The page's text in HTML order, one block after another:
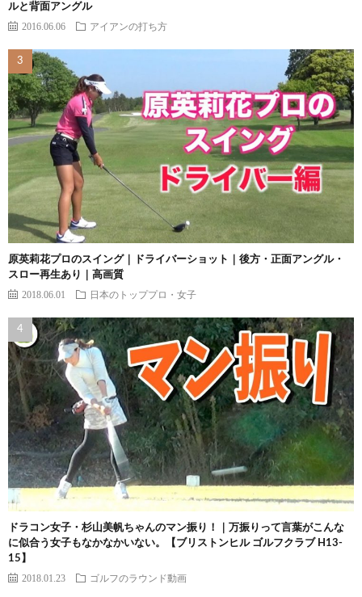
ルと背面アングル
2016.06.06 アイアンの打ち方
原英莉花プロのスイング｜ドライバーショット｜後方・正面アングル・
スロー再生あり｜高画質
2018.06.01 日本のトッププロ・女子
ドラコン女子・杉山美帆ちゃんのマン振り！｜万振りって言葉がこんな
に似合う女子もなかなかいない。【ブリストンヒル ゴルフクラブ H13-
15】
2018.01.23 ゴルフのラウンド動画